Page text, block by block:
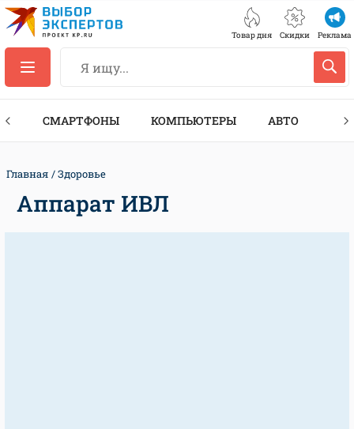
Товар дня Скидки Реклама
СМАРТФОНЫ КОМПЬЮТЕРЫ АВТО
Главная Здоровье
Аппарат ИВЛ